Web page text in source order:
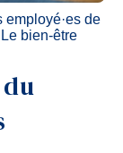
employé·es de
Le bien-être